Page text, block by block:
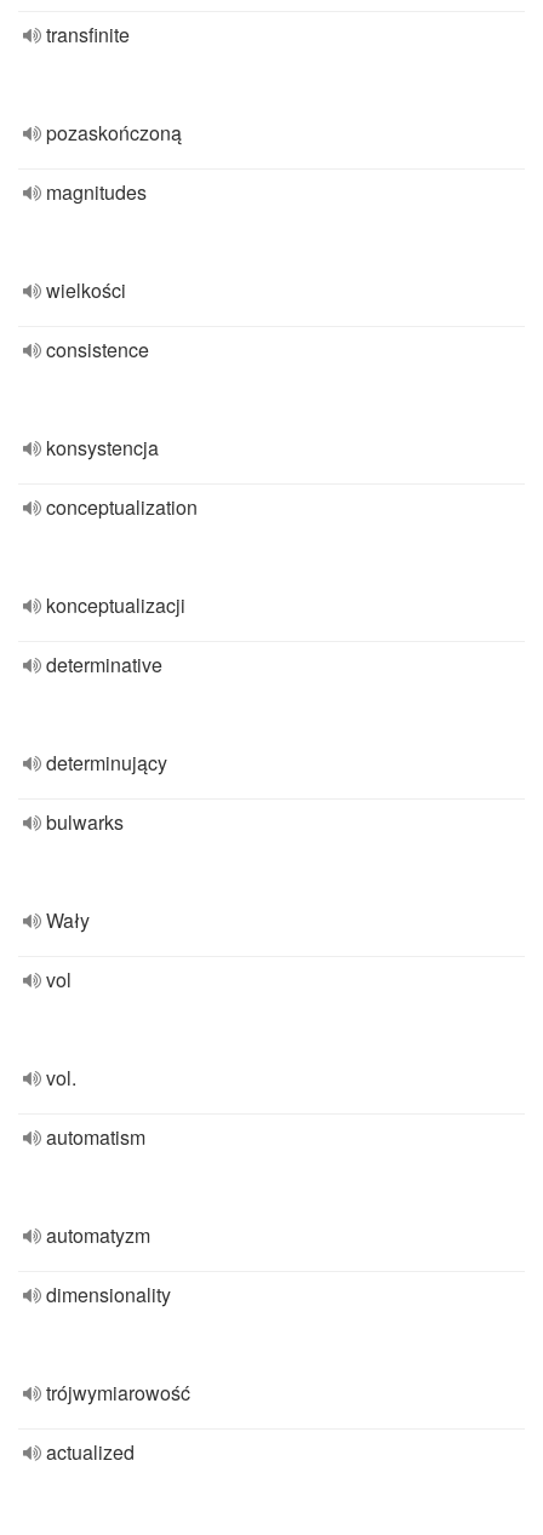
transfinite
pozaskończoną
magnitudes
wielkości
consistence
konsystencja
conceptualization
konceptualizacji
determinative
determinujący
bulwarks
Wały
vol
vol.
automatism
automatyzm
dimensionality
trójwymiarowość
actualized